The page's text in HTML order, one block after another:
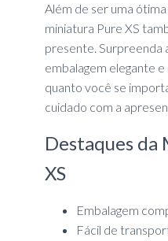
Além de ser uma
miniatura Pure XS
presente. Surpreenda
embalagem elegante
quanto você se
cuidado com a
Destaques
XS
Embalagem
Fácil de